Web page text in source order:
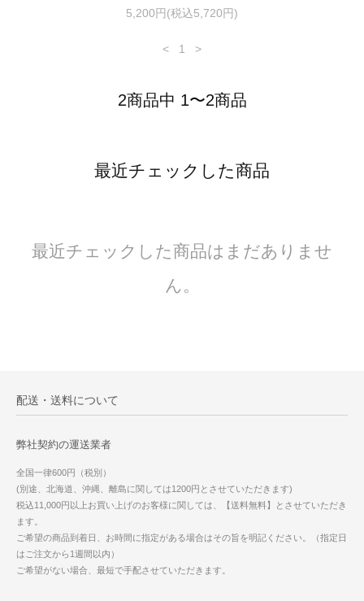
5,200円(税込5,720円)
< 1 >
2商品中 1〜2商品
最近チェックした商品
最近チェックした商品はまだありませ
ん。
配送・送料について
弊社契約の運送業者
全国一律600円（税別）
(別途、北海道、沖縄、離島に関しては1200円とさせていただきます)
税込11,000円以上お買い上げのお客様に関しては、【送料無料】とさせていただき
ます。
ご希望の商品到着日、お時間に指定がある場合はその旨を明記ください。（指定日
はご注文から1週間以内）
ご希望がない場合、最短で手配させていただきます。